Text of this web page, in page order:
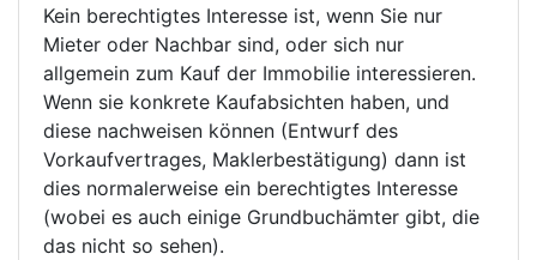
Kein berechtigtes Interesse ist, wenn Sie nur
Mieter oder Nachbar sind, oder sich nur
allgemein zum Kauf der Immobilie interessieren.
Wenn sie konkrete Kaufabsichten haben, und
diese nachweisen können (Entwurf des
Vorkaufvertrages, Maklerbestätigung) dann ist
dies normalerweise ein berechtigtes Interesse
(wobei es auch einige Grundbuchämter gibt, die
das nicht so sehen).